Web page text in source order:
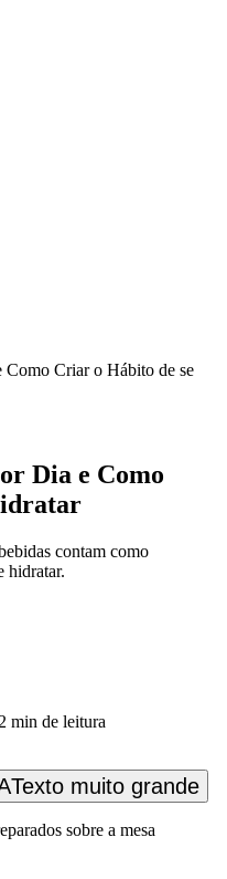
Criar o Hábito de se
Dia e Como
contam como
hidratar.
2 min de leitura
Texto muito grande
sobre a mesa